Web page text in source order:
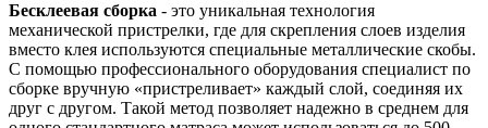
Бесклеевая сборка - это уникальная технология
механической пристрелки, где для скрепления слоев изделия
вместо клея используются специальные металлические скобы.
С помощью профессионального оборудования специалист по
сборке вручную «пристреливает» каждый слой, соединяя их
друг с другом. Такой метод позволяет надежно в среднем для